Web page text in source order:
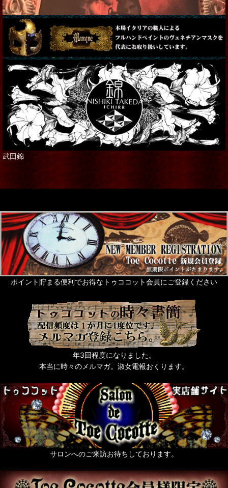
武田錦
ポイント貯まる便利でお得なトゥココット会員にご登録ください
年3回程度になりました。
本当に時々のメルマガ。淑女電報おくります。
サロンへのご来訪お待ちしております。